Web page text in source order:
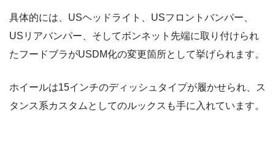
具体的には、USヘッドライト、USフロントバンパー、
USリアバンパー、そしてボンネット先端に取り付けられ
たフードブラがUSDM化の変更箇所として挙げられます。
ホイールは15インチのディッシュタイプが履かせられ、ス
タンス系カスタムとしてのルックスも手に入れています。